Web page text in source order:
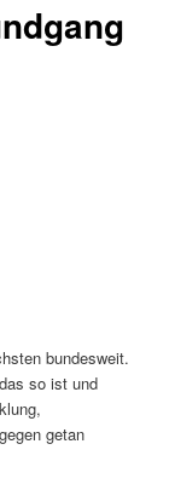
bundesweit.
so ist und
getan